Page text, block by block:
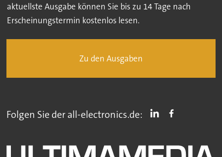
aktuellste Ausgabe können Sie bis zu 14 Tage nach
Erscheinungstermin kostenlos lesen.
Zu den Ausgaben
Folgen Sie der all-electronics.de: